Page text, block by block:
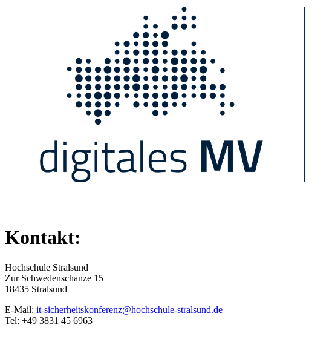
Kontakt:
Hochschule Stralsund
Zur Schwedenschanze 15
18435 Stralsund
E-Mail: it-sicherheitskonferenz@hochschule-stralsund.de
Tel: +49 3831 45 6963